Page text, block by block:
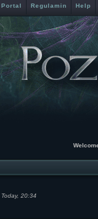
Portal Regulamin Help
Today, 20:34